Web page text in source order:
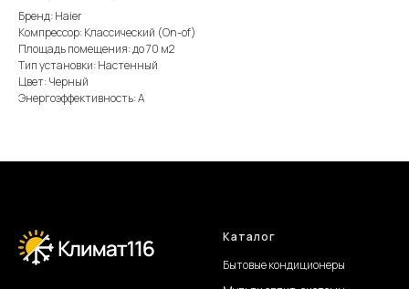
Бренд: Haier
Компрессор: Классический (On-of)
Площадь помещения: до 70 м2
Тип установки: Настенный
Цвет: Черный
Энергоэффективность: А
Каталог
Бытовые кондиционеры